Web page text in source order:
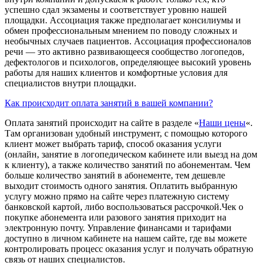
успешно сдал экзамены и соответствует уровню нашей
площадки. Ассоциация также предполагает консилиумы и
обмен профессиональным мнением по поводу сложных и
необычных случаев пациентов. Ассоциация профессионалов
речи — это активно развивающееся сообщество логопедов,
дефектологов и психологов, определяющее высокий уровень
работы для наших клиентов и комфортные условия для
специалистов внутри площадки.
Как происходит оплата занятий в вашей компании?
Оплата занятий происходит на сайте в разделе «Наши цены«.
Там организован удобный инструмент, с помощью которого
клиент может выбрать тариф, способ оказания услуги
(онлайн, занятие в логопедическом кабинете или выезд на дом
к клиенту), а также количество занятий по абонементам. Чем
больше количество занятий в абонементе, тем дешевле
выходит стоимость одного занятия. Оплатить выбранную
услугу можно прямо на сайте через платежную систему
банковской картой, либо воспользоваться рассрочкой.Чек о
покупке абонемента или разового занятия приходит на
электронную почту. Управление финансами и тарифами
доступно в личном кабинете на нашем сайте, где вы можете
контролировать процесс оказания услуг и получать обратную
связь от наших специалистов.